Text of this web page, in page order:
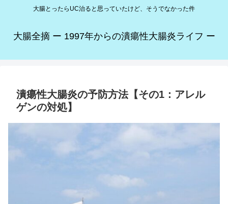
大腸とったらUC治ると思っていたけど、そうでなかった件
大腸全摘 ー 1997年からの潰瘍性大腸炎ライフ ー
潰瘍性大腸炎の予防方法【その1：アレル
ゲンの対処】